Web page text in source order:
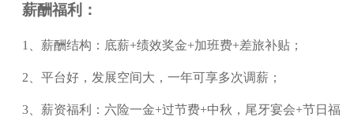
薪酬福利：
1 薪酬结构：底薪+绩效奖金+加班费+差旅补贴；
2 平台好，发展空间大，一年可享多次调薪；
3、 薪资福利：六险一金+过节费+中秋，尾牙宴会+节日福